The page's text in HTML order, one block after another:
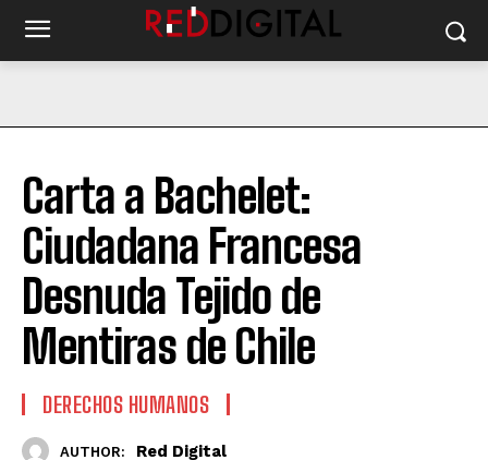
Carta a Bachelet:
Ciudadana Francesa
Desnuda Tejido de
Mentiras de Chile
DERECHOS HUMANOS
AUTHOR: Red Digital